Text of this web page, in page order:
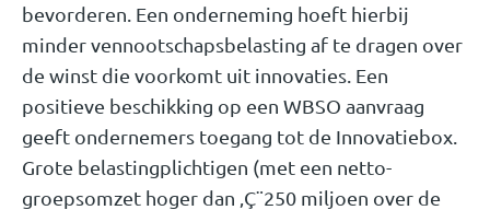
bevorderen. Een onderneming hoeft hierbij
minder vennootschapsbelasting af te dragen over
de winst die voorkomt uit innovaties. Een
positieve beschikking op een WBSO aanvraag
geeft ondernemers toegang tot de Innovatiebox.
Grote belastingplichtigen (met een netto-
groepsomzet hoger dan ‚Ç¨250 miljoen over de